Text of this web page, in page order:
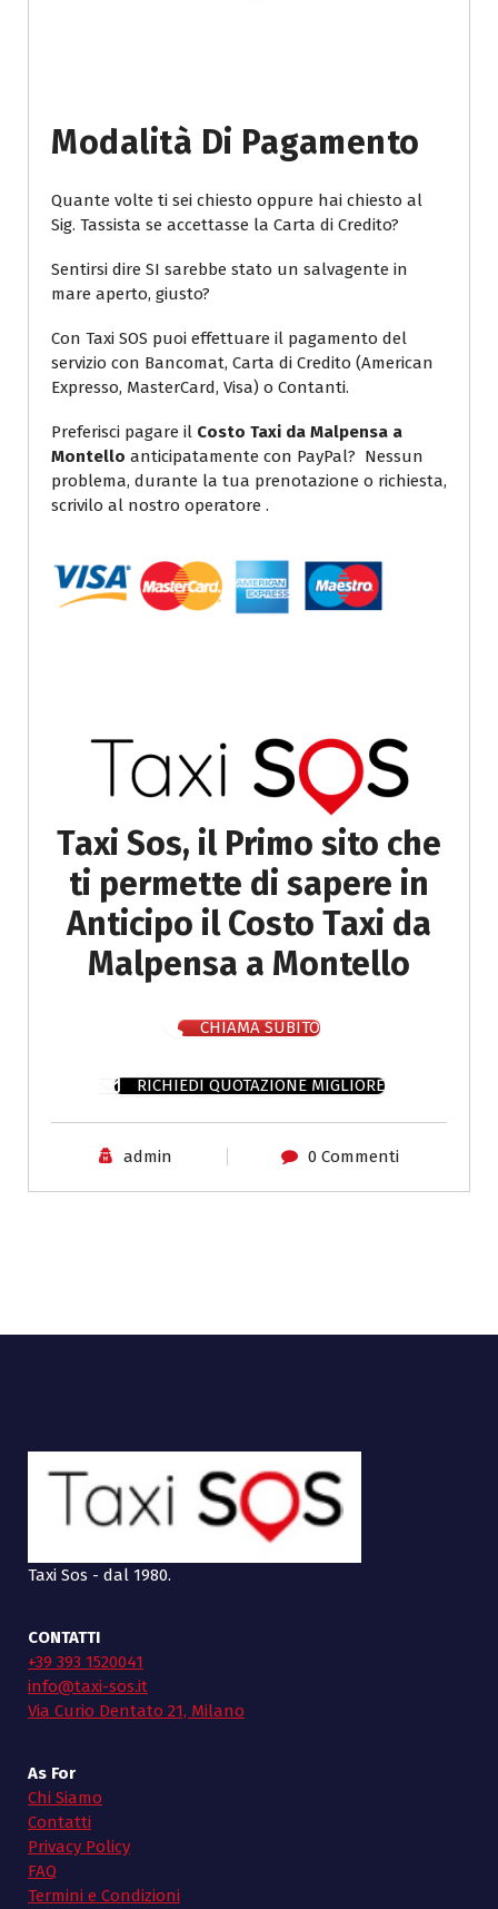
Modalità Di Pagamento
Quante volte ti sei chiesto oppure hai chiesto al
Sig. Tassista se accettasse la Carta di Credito?
Sentirsi dire SI sarebbe stato un salvagente in
mare aperto, giusto?
Con Taxi SOS puoi effettuare il pagamento del
servizio con Bancomat, Carta di Credito (American
Expresso, MasterCard, Visa) o Contanti.
Preferisci pagare il Costo Taxi da Malpensa a
Montello anticipatamente con PayPal? Nessun
problema, durante la tua prenotazione o richiesta,
scrivilo al nostro operatore .
Taxi Sos, il Primo sito che
ti permette di sapere in
Anticipo il Costo Taxi da
Malpensa a Montello
CHIAMA SUBITO
RICHIEDI QUOTAZIONE MIGLIORE
admin 0 Commenti
Taxi Sos - dal 1980.
CONTATTI
+39 393 1520041
info@taxi-sos.it
Via Curio Dentato 21, Milano
As For
Chi Siamo
Contatti
Privacy Policy
FAQ
Termini e Condizioni